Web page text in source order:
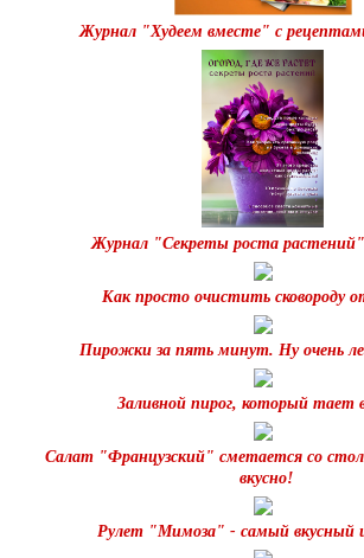
Журнал "Худеем вместе" с
Журнал "Секреты роста растений"
Как просто очистить сковороду
Пирожки за пять минут. Ну очень
Заливной пирог, который тает
Салат "Французский" сметается со
вкусно!
Рулет "Мимоза" - самый вкусный